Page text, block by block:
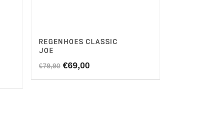
REGENHOES CLASSIC
JOE
€79,90 Oorspronkelijke
€69,00Huidige